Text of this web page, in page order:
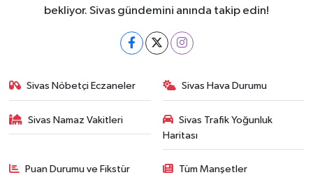
bekliyor. Sivas gündemini anında takip edin!
Sivas Nöbetçi Eczaneler Sivas Hava Durumu
Sivas Namaz Vakitleri
Sivas Trafik Yoğunluk
Haritası
Puan Durumu ve Fikstür Tüm Manşetler